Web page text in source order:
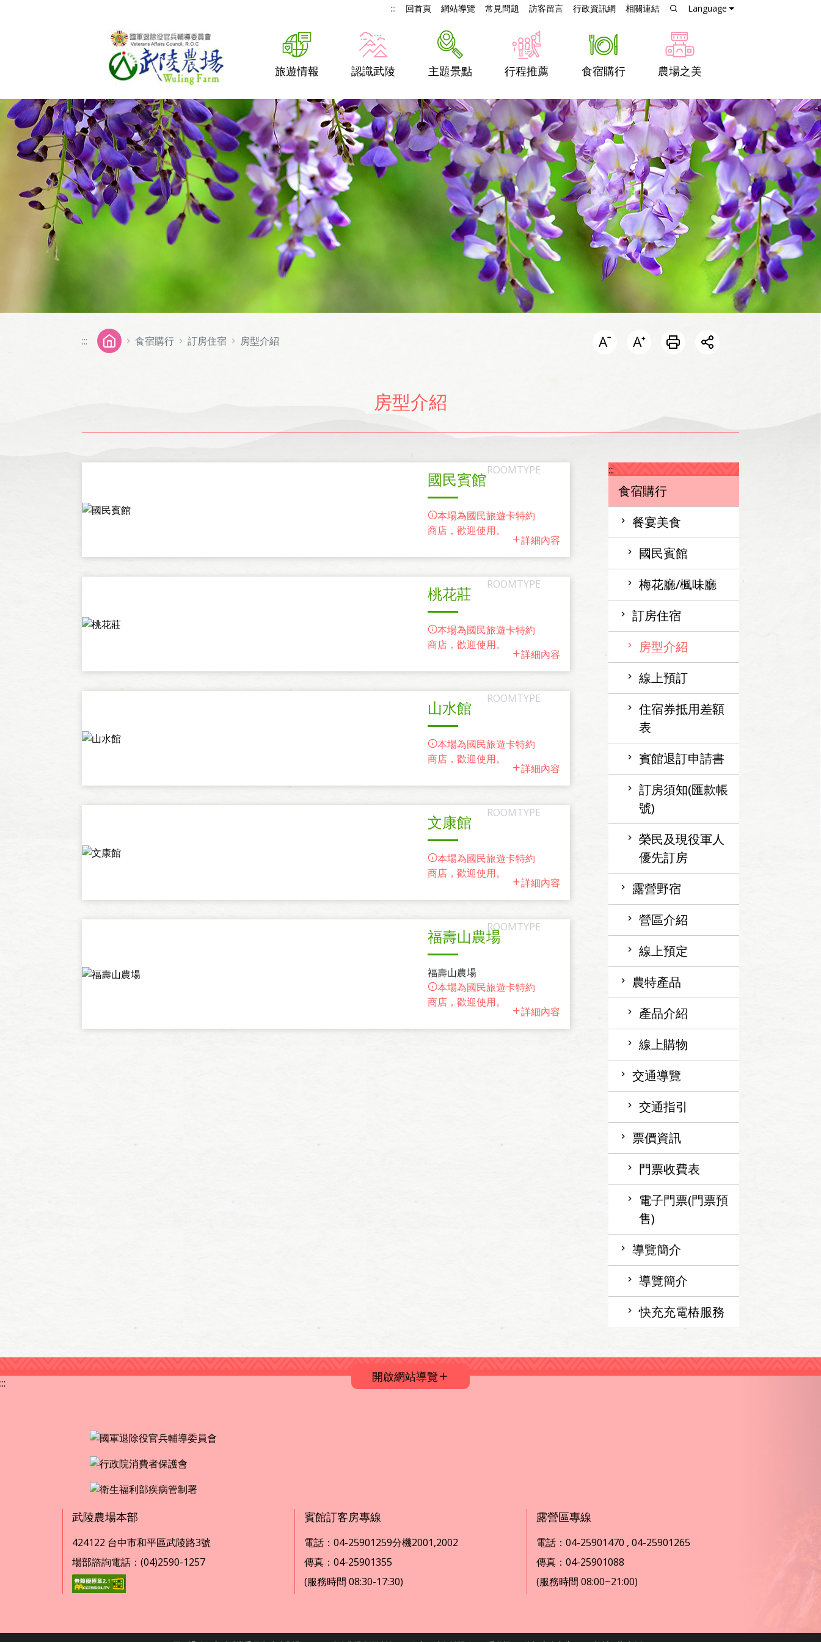
::: 回首頁 網站導覽 常見問題 訪客留言 行政資訊網 相關連結 Language
旅遊情報 認識武陵 主題景點 行程推薦 食宿購行 農場之美
::: 食宿購行 訂房住宿 房型介紹
房型介紹
國民賓館
本場為國民旅遊卡特約
商店，歡迎使用。
詳細內容
桃花莊
本場為國民旅遊卡特約
商店，歡迎使用。
詳細內容
山水館
本場為國民旅遊卡特約
商店，歡迎使用。
詳細內容
文康館
本場為國民旅遊卡特約
商店，歡迎使用。
詳細內容
福壽山農場
福壽山農場
本場為國民旅遊卡特約
商店，歡迎使用。
詳細內容
:::
食宿購行
餐宴美食
國民賓館
梅花廳/楓味廳
訂房住宿
房型介紹
線上預訂
住宿券抵用差額
表
賓館退訂申請書
訂房須知(匯款帳
號)
榮民及現役軍人
優先訂房
露營野宿
營區介紹
線上預定
農特產品
產品介紹
線上購物
交通導覽
交通指引
票價資訊
門票收費表
電子門票(門票預
售)
導覽簡介
導覽簡介
快充充電樁服務
::: 開啟網站導覽
武陵農場本部
424122 台中市和平區武陵路3號
場部諮詢電話：(04)2590-1257
賓館訂客房專線
電話：04-25901259分機2001,2002
傳真：04-25901355
(服務時間 08:30-17:30)
露營區專線
電話：04-25901470 , 04-25901265
傳真：04-25901088
(服務時間 08:00~21:00)